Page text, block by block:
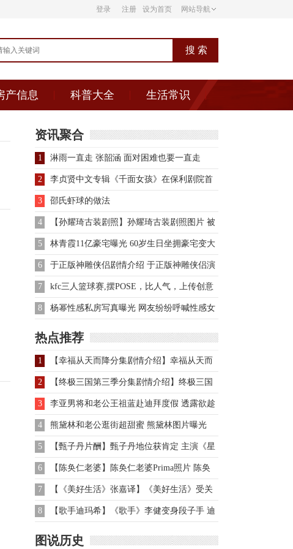
登录 注册 设为首页 网站导航
产信息 科普大全 生活常识
资讯聚合
1 淋雨一直走 张韶涵 面对困难也要一直走
2 李贞贤中文专辑《千面女孩》在保利剧院首
发图片
3 邵氏虾球的做法
4 【孙耀琦古装剧照】孙耀琦古装剧照图片 被
称赞为古装美女
5 林青霞11亿豪宅曝光 60岁生日坐拥豪宅变大
亨
6 于正版神雕侠侣剧情介绍 于正版神雕侠侣演
员表
7 kfc三人篮球赛,摆POSE，比人气，上传创意
三人秀照片，赢
8 杨幂性感私房写真曝光 网友纷纷呼喊性感女
热点推荐
1 【幸福从天而降分集剧情介绍】幸福从天而
降分集剧情介绍
2 【终极三国第三季分集剧情介绍】终极三国
第三季分集剧情介绍
3 李亚男将和老公王祖蓝赴迪拜度假 透露欲趁
机造人
4 熊黛林和老公逛街超甜蜜 熊黛林图片曝光
5 【甄子丹片酬】甄子丹地位获肯定 主演《星
战》片酬最高
6 【陈奂仁老婆】陈奂仁老婆Prima照片 陈奂
仁身高个人资料
7 【《美好生活》张嘉译】《美好生活》受关
注 张嘉译饰演问题海归
8 【歌手迪玛希】《歌手》李健变身段子手 迪
玛希深情追逐爱人
图说历史